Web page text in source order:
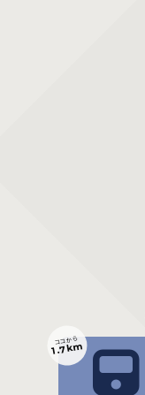
ココから
1.7km